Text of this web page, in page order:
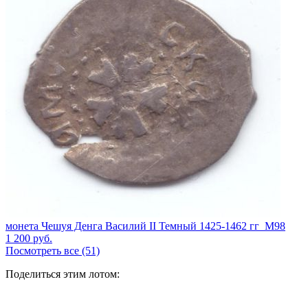
монета Чешуя Денга Василий II Темный 1425-1462 гг_М98
1 200 руб.
Посмотреть все (51)
Поделиться этим лотом: